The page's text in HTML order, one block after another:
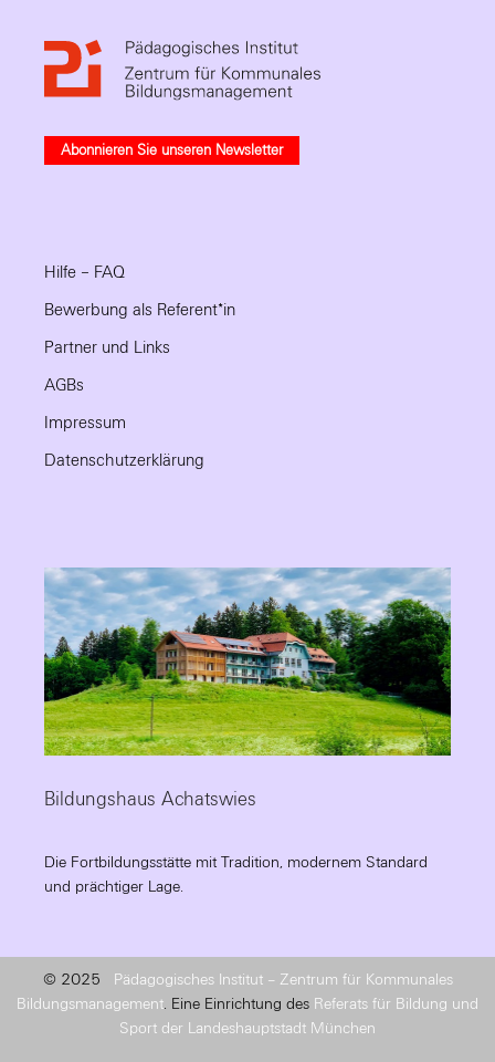
Abonnieren Sie unseren Newsletter
Hilfe – FAQ
Bewerbung als Referent*in
Partner und Links
AGBs
Impressum
Datenschutzerklärung
Bildungshaus Achatswies
Die Fortbildungsstätte mit Tradition, modernem Standard
und prächtiger Lage.
© 2025 Pädagogisches Institut – Zentrum für Kommunales
Bildungsmanagement. Eine Einrichtung des Referats für Bildung und
Sport der Landeshauptstadt München